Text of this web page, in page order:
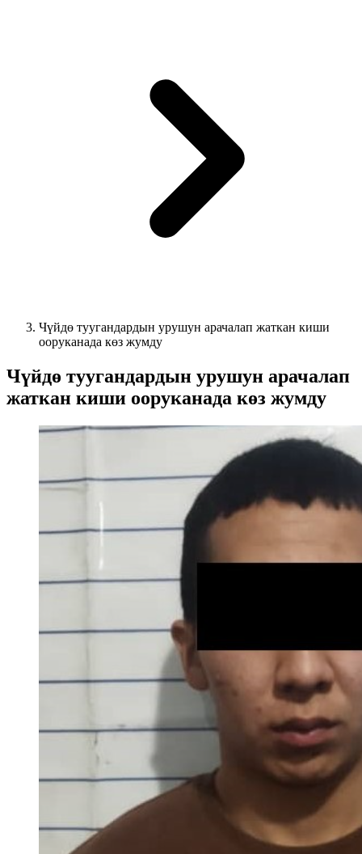
Чүйдө туугандардын урушун арачалап жаткан киши
ооруканада көз жумду
Чүйдө туугандардын урушун арачалап
жаткан киши ооруканада көз жумду